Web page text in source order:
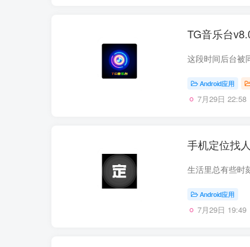
TG音乐台
Android应用
7月29日 22:58
手机定位找
Android应用
7月29日 19:49